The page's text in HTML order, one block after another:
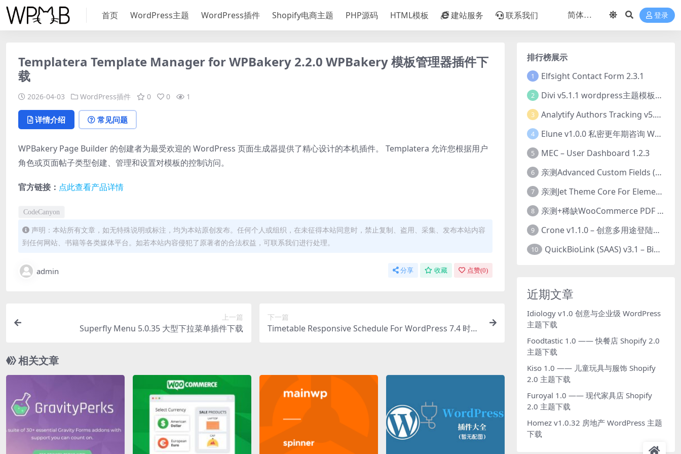
首页 WordPress主题 WordPress插件 Shopify电商主题 PHP源码 HTML模板 建站服务 联系我们 登录
Templatera Template Manager for WPBakery 2.2.0 WPBakery 模板管理器插件下
载
2026-04-03 WordPress插件 0 0 1
详情介绍 常见问题
WPBakery Page Builder 的创建者为最受欢迎的 WordPress 页面生成器提供了精心设计的本机插件。 Templatera 允许您根据用户
角色或页面帖子类型创建、管理和设置对模板的控制访问。
官方链接： 点此查看产品详情
CodeCanyon
声明：本站所有文章，如无特殊说明或标注，均为本站原创发布。任何个人或组织，在未征得本站同意时，禁止复制、盗用、采集、发布本站内容
到任何网站、书籍等各类媒体平台。如若本站内容侵犯了原著者的合法权益，可联系我们进行处理。
admin 分享 收藏 点赞(0)
上一篇
Superfly Menu 5.0.35 大型下拉菜单插件下载
下一篇
Timetable Responsive Schedule For WordPress 7.4 时间
相关文章
排行榜展示
1 Elfsight Contact Form 2.3.1
2 Divi v5.1.1 wordpress主题模板打包下载（Theme + Builder+ Extra Theme + Templates + Layouts + PSD）
3 Analytify Authors Tracking v5.0.0 插件破解版下载
4 Elune v1.0.0 私密更年期咨询 WordPress 主题下载
5 MEC – User Dashboard 1.2.3
6 亲测Advanced Custom Fields (ACF) Pro v6.8.0.1 + Advanced Custom Fields: Extended PRO v0.9.2.3 | 网站开发自定义字段插件下载
7 亲测Jet Theme Core For Elementor 2.3.1.2 插件下载
8 亲测+稀缺WooCommerce PDF Invoices & Packing Slips Professional v2.20.0 + Templates v2.25.1 [by WpOverNight] WooCommerce PDF 发票和装箱单插件下载
9 Crone v1.1.0 – 创意多用途登陆页面HTML模板下载
10 QuickBioLink (SAAS) v3.1 – Bio将SaaS链接到创作者，有影响力者和企业的SaaS PHP源码下载
近期文章
Idiology v1.0 创意与企业级 WordPress
主题下载
Foodtastic 1.0 —— 快餐店 Shopify 2.0
主题下载
Kiso 1.0 —— 儿童玩具与服饰 Shopify
2.0 主题下载
Furoyal 1.0 —— 现代家具店 Shopify
2.0 主题下载
Homez v1.0.32 房地产 WordPress 主题
下载